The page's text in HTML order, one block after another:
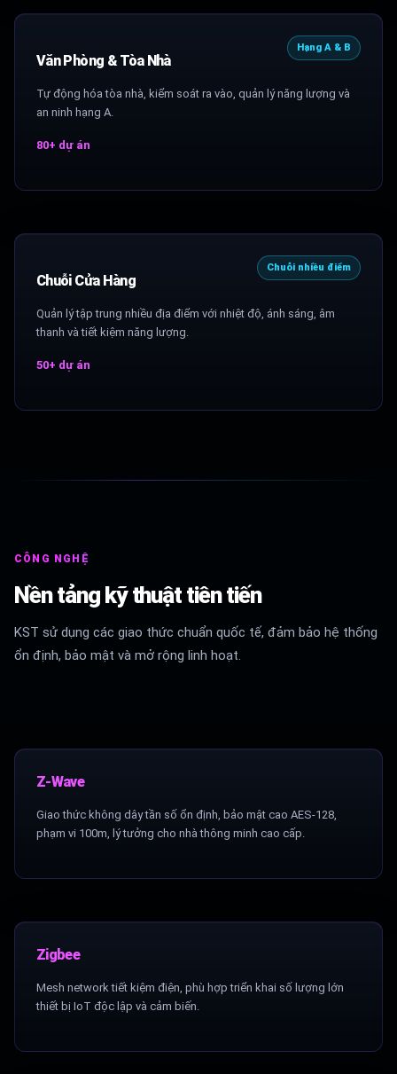
Hạng A & B
Văn Phòng & Tòa Nhà
Tự động hóa tòa nhà, kiểm soát ra vào, quản lý năng lượng và
an ninh hạng A.
80+ dự án
Chuỗi nhiều điểm
Chuỗi Cửa Hàng
Quản lý tập trung nhiều địa điểm với nhiệt độ, ánh sáng, âm
thanh và tiết kiệm năng lượng.
50+ dự án
CÔNG NGHỆ
Nền tảng kỹ thuật tiên tiến
KST sử dụng các giao thức chuẩn quốc tế, đảm bảo hệ thống
ổn định, bảo mật và mở rộng linh hoạt.
Z-Wave
Giao thức không dây tần số ổn định, bảo mật cao AES-128,
phạm vi 100m, lý tưởng cho nhà thông minh cao cấp.
Zigbee
Mesh network tiết kiệm điện, phù hợp triển khai số lượng lớn
thiết bị IoT độc lập và cảm biến.